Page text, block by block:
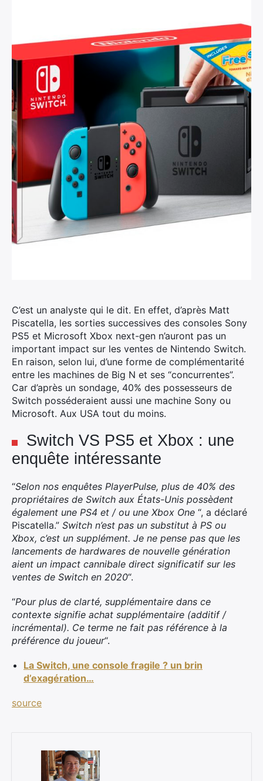
C’est un analyste qui le dit. En effet, d’après Matt
Piscatella, les sorties successives des consoles Sony
PS5 et Microsoft Xbox next-gen n’auront pas un
important impact sur les ventes de Nintendo Switch.
En raison, selon lui, d’une forme de complémentarité
entre les machines de Big N et ses “concurrentes”.
Car d’après un sondage, 40% des possesseurs de
Switch posséderaient aussi une machine Sony ou
Microsoft. Aux USA tout du moins.
Switch VS PS5 et Xbox : une
enquête intéressante
“Selon nos enquêtes PlayerPulse, plus de 40% des
propriétaires de Switch aux États-Unis possèdent
également une PS4 et / ou une Xbox One “, a déclaré
Piscatella.” Switch n’est pas un substitut à PS ou
Xbox, c’est un supplément. Je ne pense pas que les
lancements de hardwares de nouvelle génération
aient un impact cannibale direct significatif sur les
ventes de Switch en 2020“.
“Pour plus de clarté, supplémentaire dans ce
contexte signifie achat supplémentaire (additif /
incrémental). Ce terme ne fait pas référence à la
préférence du joueur“.
La Switch, une console fragile ? un brin
d’exagération…
source